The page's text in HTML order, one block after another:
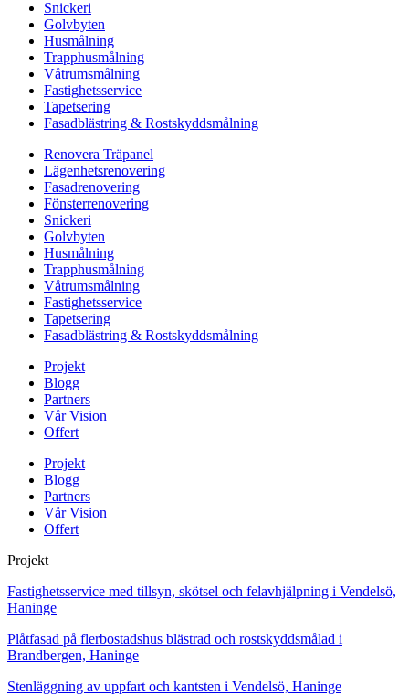
Snickeri
Golvbyten
Husmålning
Trapphusmålning
Våtrumsmålning
Fastighetsservice
Tapetsering
Fasadblästring & Rostskyddsmålning
Renovera Träpanel
Lägenhetsrenovering
Fasadrenovering
Fönsterrenovering
Snickeri
Golvbyten
Husmålning
Trapphusmålning
Våtrumsmålning
Fastighetsservice
Tapetsering
Fasadblästring & Rostskyddsmålning
Projekt
Blogg
Partners
Vår Vision
Offert
Projekt
Blogg
Partners
Vår Vision
Offert
Projekt
Fastighetsservice med tillsyn, skötsel och felavhjälpning i Vendelsö,
Haninge
Plåtfasad på flerbostadshus blästrad och rostskyddsmålad i
Brandbergen, Haninge
Stenläggning av uppfart och kantsten i Vendelsö, Haninge